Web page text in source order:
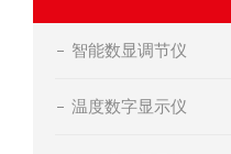
智能数显调节仪
温度数字显示仪